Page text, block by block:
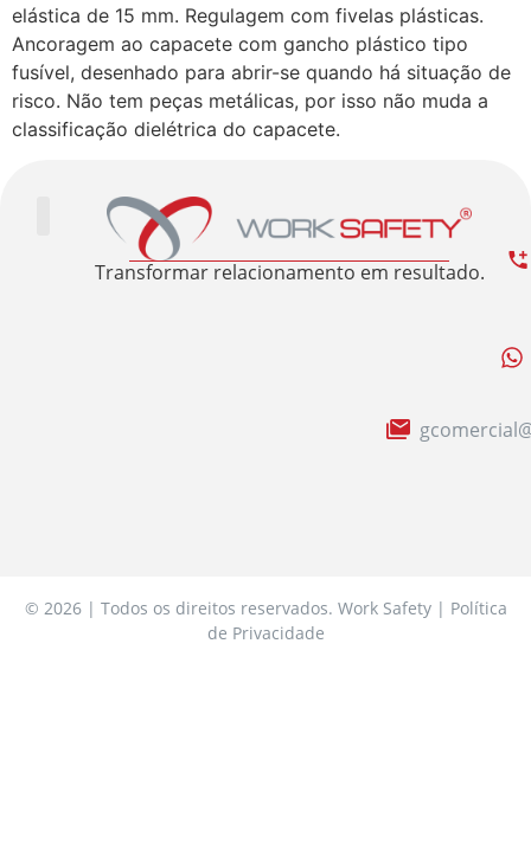
elástica de 15 mm. Regulagem com fivelas plásticas.
Ancoragem ao capacete com gancho plástico tipo
fusível, desenhado para abrir-se quando há situação de
risco. Não tem peças metálicas, por isso não muda a
classificação dielétrica do capacete.
Transformar relacionamento em resultado.
© 2026 | Todos os direitos reservados. Work Safety | Política
de Privacidade